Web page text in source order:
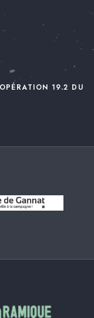
19.2 DU